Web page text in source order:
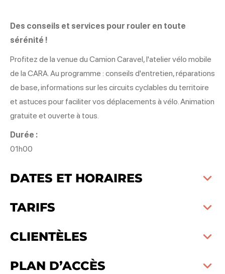
Des conseils et services pour rouler en toute
sérénité !
Profitez de la venue du Camion Caravel, l'atelier vélo mobile
de la CARA. Au programme : conseils d'entretien, réparations
de base, informations sur les circuits cyclables du territoire
et astuces pour faciliter vos déplacements à vélo. Animation
gratuite et ouverte à tous.
Durée :
01h00
DATES ET HORAIRES
TARIFS
CLIENTÈLES
PLAN D’ACCÈS